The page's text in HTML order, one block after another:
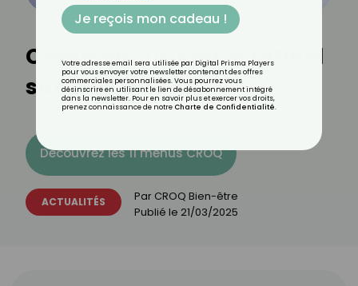
Comment utiliser le rétinol
sur le visage ?
Découvrez les 11 menus CROQ
ACTUALITÉS Par CROQ Bien-être
Publié le 21/03/2025
Je reçois mon cadeau !
Votre adresse email sera utilisée par Digital Prisma Players
pour vous envoyer votre newsletter contenant des offres
commerciales personnalisées. Vous pourrez vous
désinscrire en utilisant le lien de désabonnement intégré
dans la newsletter. Pour en savoir plus et exercer vos droits,
prenez connaissance de notre Charte de Confidentialité.